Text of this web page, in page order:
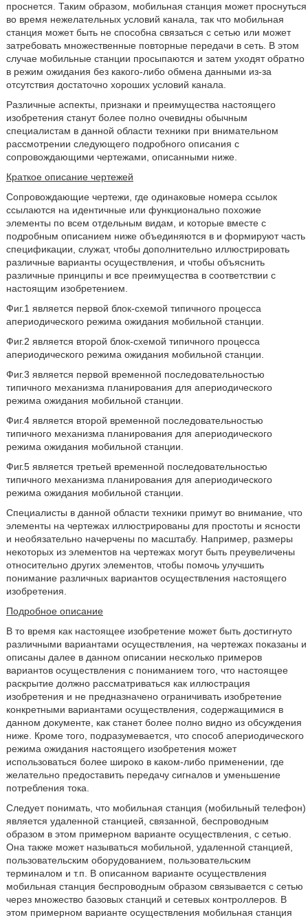
проснется. Таким образом, мобильная станция может проснуться
во время нежелательных условий канала, так что мобильная
станция может быть не способна связаться с сетью или может
затребовать множественные повторные передачи в сеть. В этом
случае мобильные станции просыпаются и затем уходят обратно
в режим ожидания без какого-либо обмена данными из-за
отсутствия достаточно хороших условий канала.
Различные аспекты, признаки и преимущества настоящего
изобретения станут более полно очевидны обычным
специалистам в данной области техники при внимательном
рассмотрении следующего подробного описания с
сопровождающими чертежами, описанными ниже.
Краткое описание чертежей
Сопровождающие чертежи, где одинаковые номера ссылок
ссылаются на идентичные или функционально похожие
элементы по всем отдельным видам, и которые вместе с
подробным описанием ниже объединяются в и формируют часть
спецификации, служат, чтобы дополнительно иллюстрировать
различные варианты осуществления, и чтобы объяснить
различные принципы и все преимущества в соответствии с
настоящим изобретением.
Фиг.1 является первой блок-схемой типичного процесса
апериодического режима ожидания мобильной станции.
Фиг.2 является второй блок-схемой типичного процесса
апериодического режима ожидания мобильной станции.
Фиг.3 является первой временной последовательностью
типичного механизма планирования для апериодического
режима ожидания мобильной станции.
Фиг.4 является второй временной последовательностью
типичного механизма планирования для апериодического
режима ожидания мобильной станции.
Фиг.5 является третьей временной последовательностью
типичного механизма планирования для апериодического
режима ожидания мобильной станции.
Специалисты в данной области техники примут во внимание, что
элементы на чертежах иллюстрированы для простоты и ясности
и необязательно начерчены по масштабу. Например, размеры
некоторых из элементов на чертежах могут быть преувеличены
относительно других элементов, чтобы помочь улучшить
понимание различных вариантов осуществления настоящего
изобретения.
Подробное описание
В то время как настоящее изобретение может быть достигнуто
различными вариантами осуществления, на чертежах показаны и
описаны далее в данном описании несколько примеров
вариантов осуществления с пониманием того, что настоящее
раскрытие должно рассматриваться как иллюстрация
изобретения и не предназначено ограничивать изобретение
конкретными вариантами осуществления, содержащимися в
данном документе, как станет более полно видно из обсуждения
ниже. Кроме того, подразумевается, что способ апериодического
режима ожидания настоящего изобретения может
использоваться более широко в каком-либо применении, где
желательно предоставить передачу сигналов и уменьшение
потребления тока.
Следует понимать, что мобильная станция (мобильный телефон)
является удаленной станцией, связанной, беспроводным
образом в этом примерном варианте осуществления, с сетью.
Она также может называться мобильной, удаленной станцией,
пользовательским оборудованием, пользовательским
терминалом и т.п. В описанном варианте осуществления
мобильная станция беспроводным образом связывается с сетью
через множество базовых станций и сетевых контроллеров. В
этом примерном варианте осуществления мобильная станция